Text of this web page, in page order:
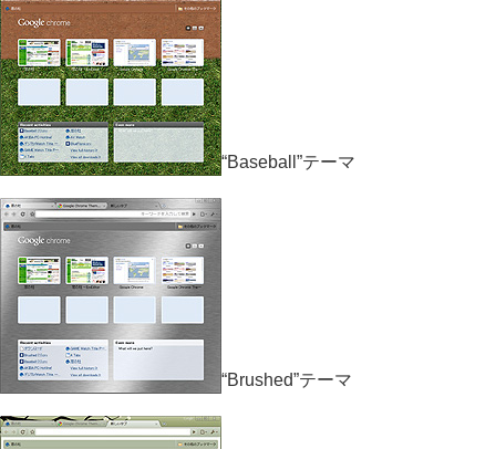
“Baseball”テーマ
“Brushed”テーマ